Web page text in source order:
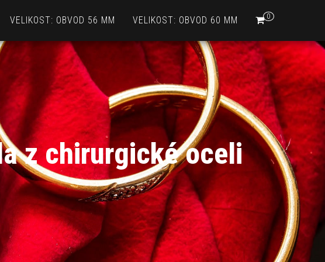
0
VELIKOST: OBVOD 56 MM VELIKOST: OBVOD 60 MM
z chirurgické oceli